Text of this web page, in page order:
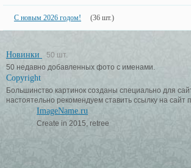
С новым 2026 годом! (36 шт.)
Новинки
50 шт.
50 недавно добавленных фото с именами.
Copyright
Большинство картинок созданы специально для
настоятельно рекомендуем ставить ссылку на сайт
ImageName.ru
Create in 2015, retree